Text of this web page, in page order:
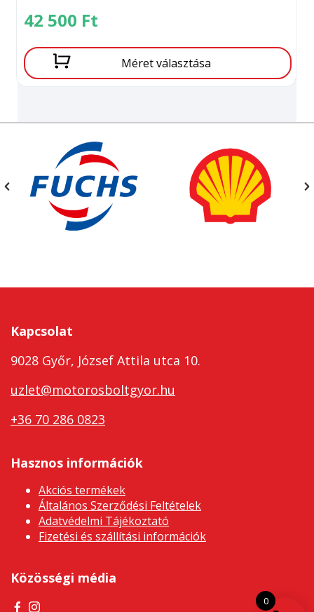
42 500 Ft
Méret választása
Kapcsolat
9028 Győr, József Attila utca 10.
uzlet@motorosboltgyor.hu
+36 70 286 0823
Hasznos információk
Akciós termékek
Általános Szerződési Feltételek
Adatvédelmi Tájékoztató
Fizetési és szállítási információk
Közösségi média
0